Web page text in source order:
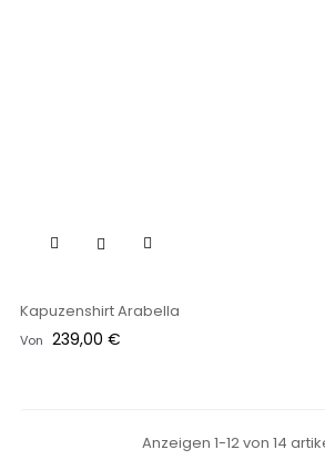
Kapuzenshirt Arabella
Von Preis
239,00 €
Anzeigen 1-12 von 14